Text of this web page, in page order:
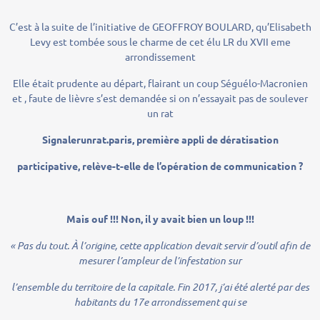
C’est à la suite de l’initiative de GEOFFROY BOULARD, qu’Elisabeth
Levy est tombée sous le charme de cet élu LR du XVII eme
arrondissement
Elle était prudente au départ, flairant un coup Séguélo-Macronien
et , faute de lièvre s’est demandée si on n’essayait pas de soulever
un rat
Signalerunrat.paris, première appli de dératisation
participative, relève-t-elle de l’opération de communication ?
Mais ouf!!! Non, il y avait bien un loup!!!
«Pas du tout. À l’origine, cette application devait servir d’outil afin de
mesurer l’ampleur de l’infestation sur
l’ensemble du territoire de la capitale. Fin 2017, j’aiétéalertépar des
habitants du 17e arrondissement qui se